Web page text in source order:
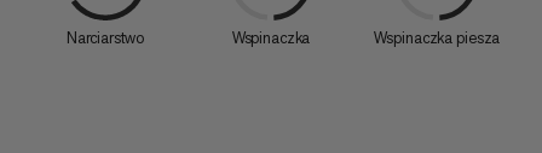
Narciarstwo Wspinaczka Wspinaczka piesza